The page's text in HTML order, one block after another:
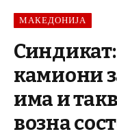
МАКЕДОНИЈА
камиони
има и
возна